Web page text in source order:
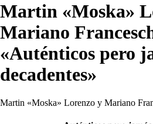
Martin «Moska»
Mariano
«Auténticos pero
decadentes»
Martin «Moska» Lorenzo y Mariano